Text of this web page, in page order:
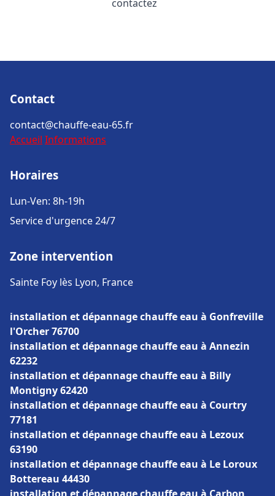
contactez
Contact
contact@chauffe-eau-65.fr
Accueil Informations
Horaires
Lun-Ven: 8h-19h
Service d'urgence 24/7
Zone intervention
Sainte Foy lès Lyon, France
installation et dépannage chauffe eau à Gonfreville
l'Orcher 76700
installation et dépannage chauffe eau à Annezin
62232
installation et dépannage chauffe eau à Billy
Montigny 62420
installation et dépannage chauffe eau à Courtry
77181
installation et dépannage chauffe eau à Lezoux
63190
installation et dépannage chauffe eau à Le Loroux
Bottereau 44430